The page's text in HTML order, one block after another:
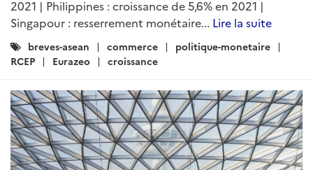
2021 | Philippines : croissance de 5,6% en 2021 |
Singapour : resserrement monétaire... Lire la suite
Catégories
:
breves-asean commerce
politique-monetaire
RCEP
Eurazeo croissance